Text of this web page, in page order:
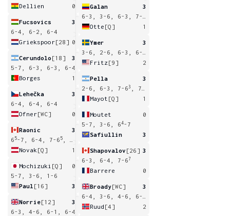
Dellien
0
Fucsovics
3
6-4, 6-2, 6-4
Griekspoor[28] 0
Cerundolo [18]
3
5-7, 6-3, 6-3, 6-4
Borges
1
Lehečka
3
6-4, 6-4, 6-4
Ofner[WC] 0
Raonic
3
6 5-7, 6-4, 7-6 5
Novak [Q] 1
Mochizuki [Q]
0
5-7, 3-6, 1-6
Paul [16] 3
Norrie[12]
3
6-3, 4-6, 6-1, 6-4
Galan
3
Otte [Q] 1
Ymer
3
Fritz [9] 2
Pella
3
2-6, 6-3, 7-63
, 7-5
Mayot [Q] 1
Moutet
0
5-7, 3-6, 64-7
Safiullin
3
Shapovalov [26] 3
6-3, 6-4, 7-67
Barrere 0
Broady[WC]
3
Ruud [4] 2